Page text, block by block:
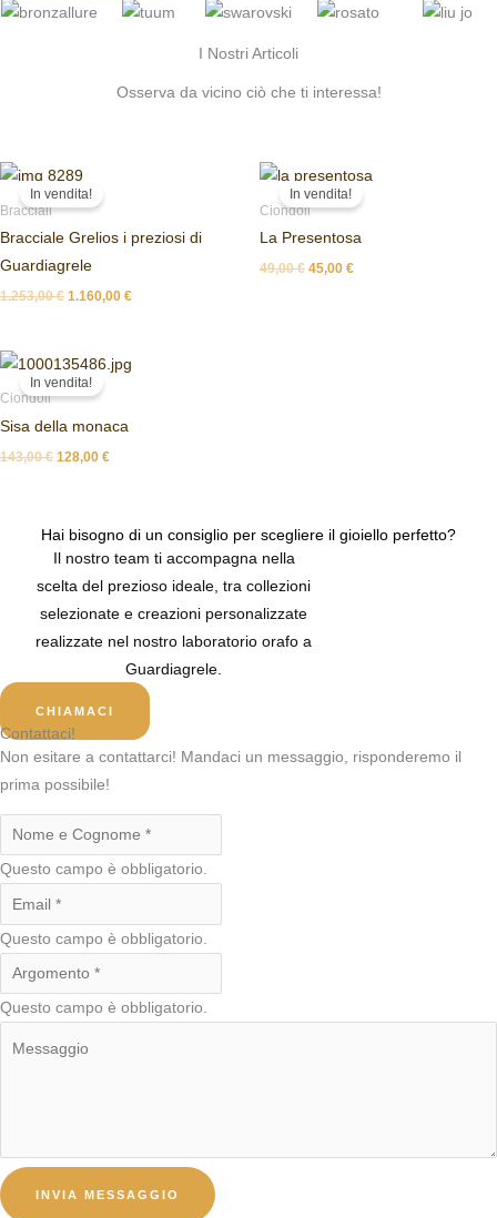
I Nostri Articoli
Osserva da vicino ciò che ti interessa!
In vendita!
Bracciali
Bracciale Grelios i preziosi di
Guardiagrele
1.253,00€
Il
prezzo
originale
1.253,00 €.
1.160,00 €
1.160,00 €.
In vendita!
Ciondoli
La Presentosa
49,00€
prezzo
originale
49,00 €.
45,00 €
attuale
45,00 €.
In vendita!
Ciondoli
Sisa della monaca
143,00€
Il
prezzo
originale
143,00 €.
128,00 €
Il
prezzo
128,00 €.
Hai bisogno di un consiglio per scegliere il gioiello perfetto?
Il nostro team ti accompagna nella
scelta del prezioso ideale, tra collezioni
selezionate e creazioni personalizzate
realizzate nel nostro laboratorio orafo a
Guardiagrele.
CHIAMACI
Contattaci!
Non esitare a contattarci! Mandaci un messaggio, risponderemo il
prima possibile!
Questo campo è obbligatorio.
Questo campo è obbligatorio.
Questo campo è obbligatorio.
INVIA MESSAGGIO